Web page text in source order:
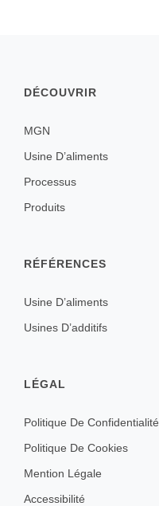
DÉCOUVRIR
MGN
Usine D’aliments
Processus
Produits
RÉFÉRENCES
Usine D’aliments
Usines D’additifs
LÉGAL
Politique De Confidentialité
Politique De Cookies
Mention Légale
Accessibilité